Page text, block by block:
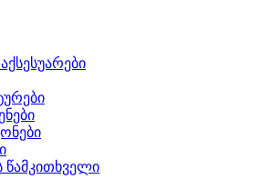
წამკითხველი